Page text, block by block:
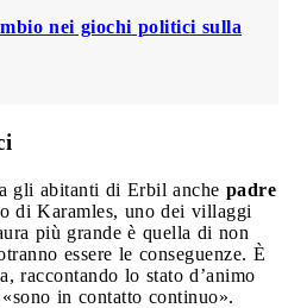
nei giochi politici sulla
gli abitanti di Erbil anche padre
di Karamles, uno dei villaggi
più grande è quella di non
essere le conseguenze. È
raccontando lo stato d’animo
in contatto continuo».